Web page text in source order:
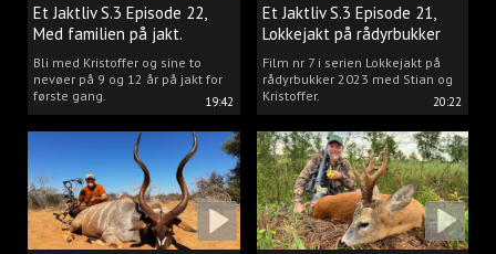
19:42
Et Jaktliv S.3 Episode 22,
Med familien på jakt.
Bli med Kristoffer og sine to
nevøer på 9 og 12 år på jakt for
første gang.
20:22
Et Jaktliv S.3 Episode 21,
Lokkejakt på rådyrbukker
med Stian og Kristoffer
Film nr 7 i serien Lokkejakt på
rådyrbukker 2023 med Stian og
Kristoffer.